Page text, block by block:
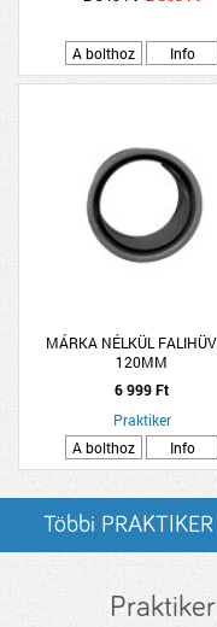
A bolthoz Info
MÁRKA NÉLKÜL
120MM
6 999 Ft
Praktiker
A bolthoz
Info
Többi